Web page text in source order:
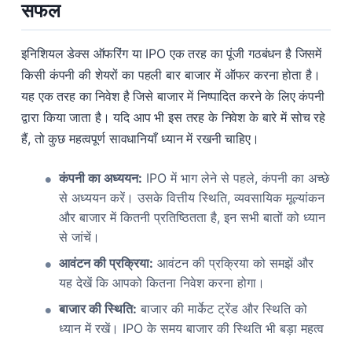
सफल
इनिशियल डेक्स ऑफरिंग या IPO एक तरह का पूंजी गठबंधन है जिसमें
किसी कंपनी की शेयरों का पहली बार बाजार में ऑफर करना होता है।
यह एक तरह का निवेश है जिसे बाजार में निष्पादित करने के लिए कंपनी
द्वारा किया जाता है। यदि आप भी इस तरह के निवेश के बारे में सोच रहे
हैं, तो कुछ महत्वपूर्ण सावधानियाँ ध्यान में रखनी चाहिए।
कंपनी का अध्ययन: IPO में भाग लेने से पहले, कंपनी का अच्छे
से अध्ययन करें। उसके वित्तीय स्थिति, व्यवसायिक मूल्यांकन
और बाजार में कितनी प्रतिष्ठितता है, इन सभी बातों को ध्यान
से जांचें।
आवंटन की प्रक्रिया: आवंटन की प्रक्रिया को समझें और
यह देखें कि आपको कितना निवेश करना होगा।
बाजार की स्थिति: बाजार की मार्केट ट्रेंड और स्थिति को
ध्यान में रखें। IPO के समय बाजार की स्थिति भी बड़ा महत्व